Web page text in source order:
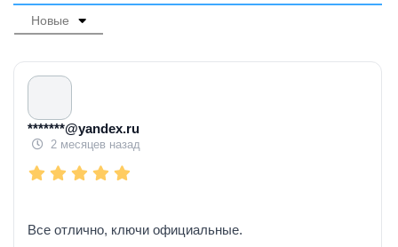
Новые
*******@yandex.ru
2 месяцев назад
Все отлично, ключи официальные.